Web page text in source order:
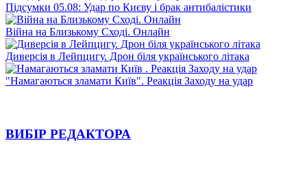
Підсумки 05.08: Удар по Києву і брак антибалістики
Війна на Близькому Сході. Онлайн
Диверсія в Лейпцигу. Дрон біля українського літака
"Намагаються зламати Київ". Реакція Заходу на удар
ВИБІР РЕДАКТОРА